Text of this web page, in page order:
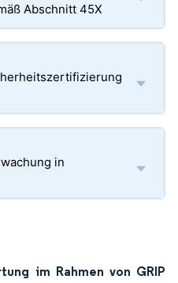
Abschnitt 45X
in
im Rahmen von GRIP